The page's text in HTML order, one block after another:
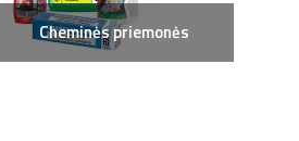
Cheminės priemonės